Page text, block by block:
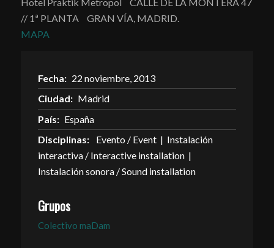
Hotel Praktik Metropol CALLE DE LA MONTERA 47
// 1ª PLANTA GRAN VÍA, MADRID.
MAPA
Fecha: 22 noviembre, 2013
Ciudad: Madrid
País: España
Disciplinas:
Evento / Event | Instalación
interactiva / Interactive installation |
Instalación sonora / Sound installation
Grupos
Colectivo maDam